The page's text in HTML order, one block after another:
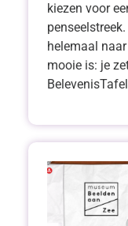
kiezen voor
helemaal
mooie is: je